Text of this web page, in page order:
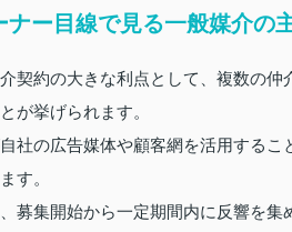
ナー目線で見る一般媒介の
契約の大きな利点として、複数の
が挙げられます。
社の広告媒体や顧客網を活用する
す。
募集開始から一定期間内に反響を